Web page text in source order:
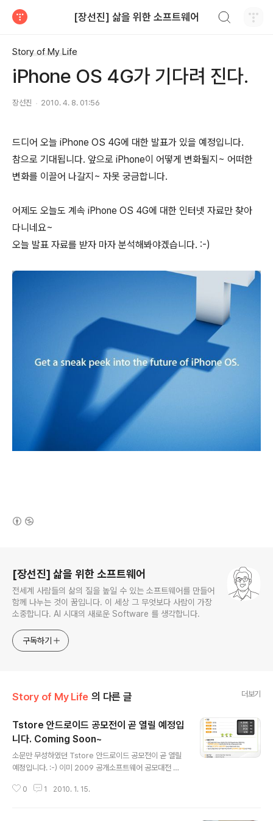
[장선진] 삶을 위한 소프트웨어
Story of My Life
iPhone OS 4G가 기다려 진다.
장선진 2010. 4. 8. 01:56
드디어 오늘 iPhone OS 4G에 대한 발표가 있을 예정입니다.
참으로 기대됩니다. 앞으로 iPhone이 어떻게 변화될지~ 어떠한
변화를 이끌어 나갈지~ 자못 궁금합니다.
어제도 오늘도 계속 iPhone OS 4G에 대한 인터넷 자료만 찾아
다니네요~
오늘 발표 자료를 받자 마자 분석해봐야겠습니다. :-)
[장선진] 삶을 위한 소프트웨어
전세계 사람들의 삶의 질을 높일 수 있는 소프트웨어를 만들어
함께 나누는 것이 꿈입니다. 이 세상 그 무엇보다 사람이 가장
소중합니다. AI 시대의 새로운 Software 를 생각합니다.
구독하기
Story of My Life 의 다른 글 더보기
Tstore 안드로이드 공모전이 곧 열릴 예정입
니다. Coming Soon~
소문만 무성하였던 Tstore 안드로이드 공모전이 곧 열릴
예정입니다. :-) 이미 2009 공개소프트웨어 공모대전 대
공모대전에 많은 관심이 가는군요~ 특히 기존에 아이디어
0 1 2010. 1. 15.